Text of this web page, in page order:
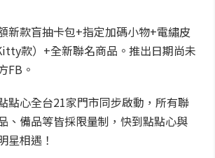
新款盲抽卡包+指定加碼小物+電繡皮
款）+全新聯名商品。推出日期尚未
FB。
點心全台21家門市同步啟動，所有聯
、備品等皆採限量制，快到點點心與
星相遇！